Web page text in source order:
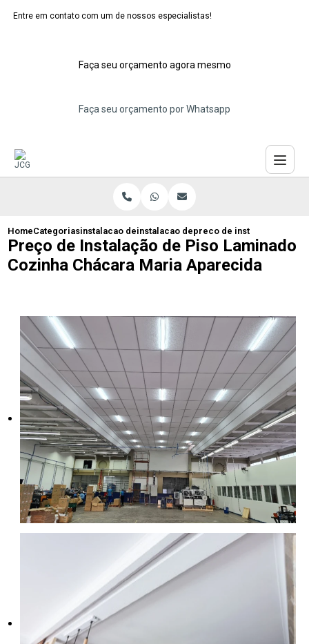
Entre em contato com um de nossos especialistas!
Faça seu orçamento agora mesmo
Faça seu orçamento por Whatsapp
HomeCategoriasinstalacao de pisos laminados
instalacao de piso de madeira laminado
preco de instalacao de
Preço de Instalação de Piso Laminado
Cozinha Chácara Maria Aparecida